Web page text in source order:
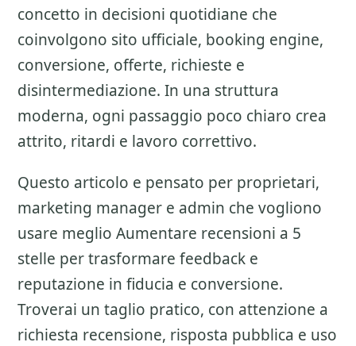
concetto in decisioni quotidiane che
coinvolgono sito ufficiale, booking engine,
conversione, offerte, richieste e
disintermediazione. In una struttura
moderna, ogni passaggio poco chiaro crea
attrito, ritardi e lavoro correttivo.
Questo articolo e pensato per proprietari,
marketing manager e admin che vogliono
usare meglio Aumentare recensioni a 5
stelle per trasformare feedback e
reputazione in fiducia e conversione.
Troverai un taglio pratico, con attenzione a
richiesta recensione, risposta pubblica e uso